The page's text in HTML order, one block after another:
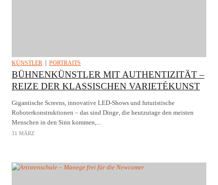
KÜNSTLER PORTRAITS
BÜHNENKÜNSTLER MIT AUTHENTIZITÄT –
REIZE DER KLASSISCHEN VARIETÉKUNST
Gigantische Screens, innovative LED-Shows und futuristische
Roboterkonstruktionen – das sind Dinge, die heutzutage den meisten
Menschen in den Sinn kommen,...
31 MÄRZ